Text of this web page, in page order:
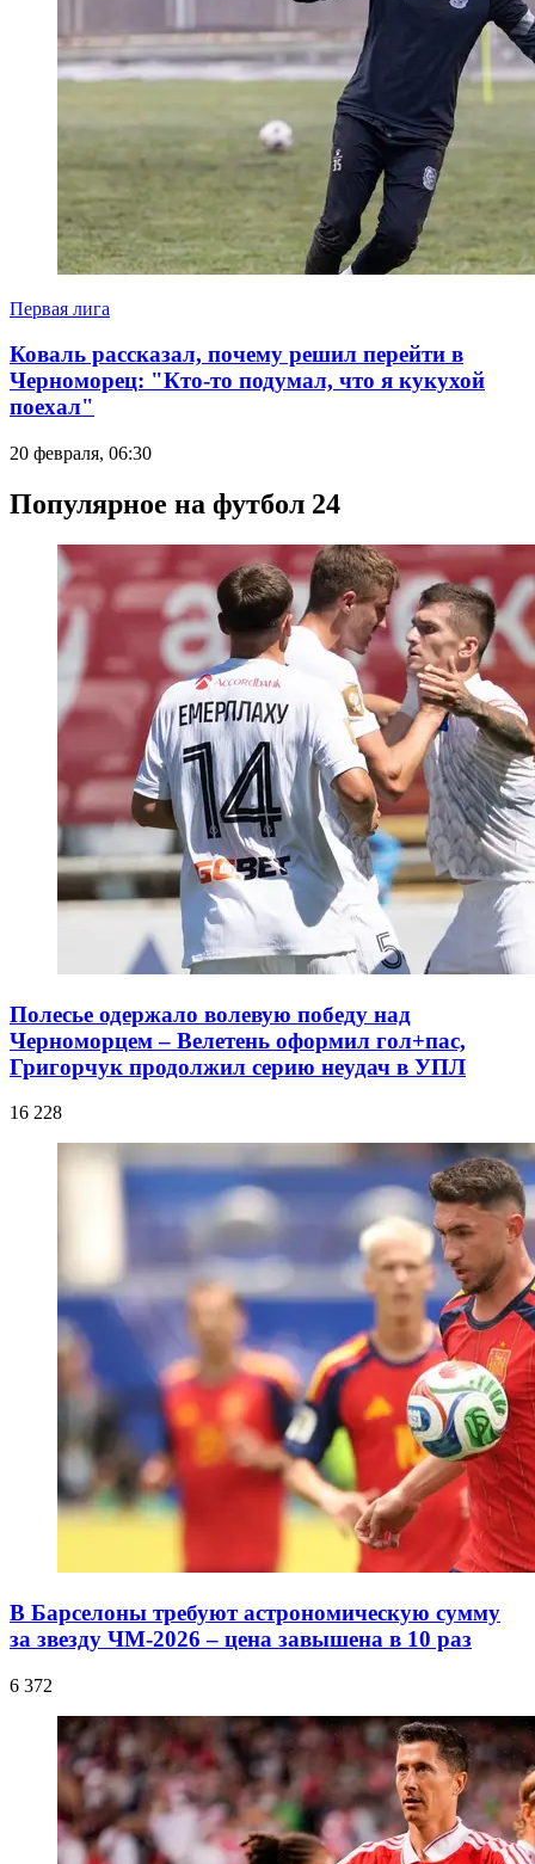
Первая лига
Коваль рассказал, почему решил перейти в
Черноморец: "Кто-то подумал, что я кукухой
поехал"
20 февраля, 06:30
Популярное на футбол 24
Полесье одержало волевую победу над
Черноморцем – Велетень оформил гол+пас,
Григорчук продолжил серию неудач в УПЛ
16 228
В Барселоны требуют астрономическую сумму
за звезду ЧМ-2026 – цена завышена в 10 раз
6 372